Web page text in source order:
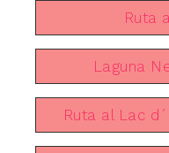
Ruta
Laguna
Ruta al Lac